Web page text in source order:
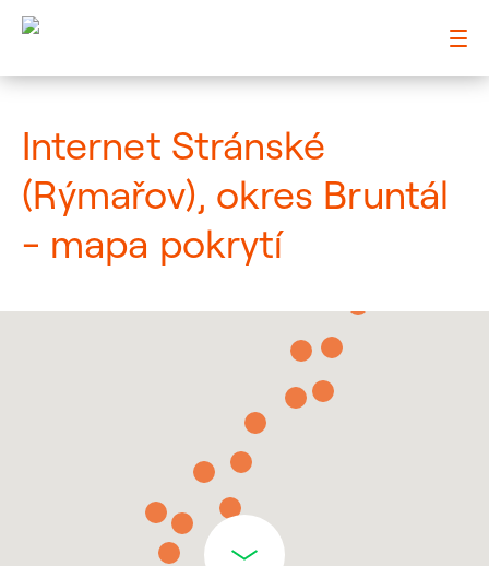
Internet Stránské
(Rýmařov), okres Bruntál
- mapa pokrytí
: Mapa pokrytí město